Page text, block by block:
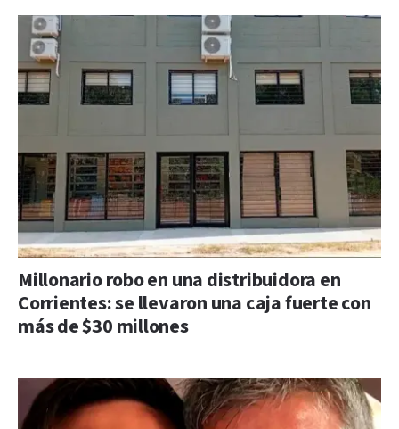
Millonario robo en una distribuidora en
Corrientes: se llevaron una caja fuerte con
más de $30 millones